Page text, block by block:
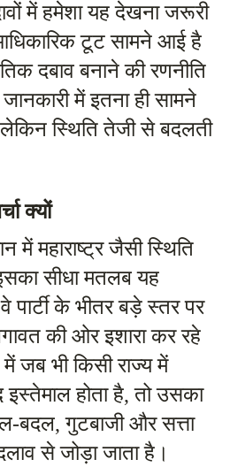
में हमेशा यह देखना जरूरी
टूट सामने आई है
दबाव बनाने की रणनीति
में इतना ही सामने
लेकिन स्थिति तेजी से बदलती
क्यों
में महाराष्ट्र जैसी स्थिति
सीधा मतलब यह
पार्टी के भीतर बड़े स्तर पर
की ओर इशारा कर रहे
जब भी किसी राज्य में
इस्तेमाल होता है, तो उसका
बदल, गुटबाजी और सत्ता
से जोड़ा जाता है।